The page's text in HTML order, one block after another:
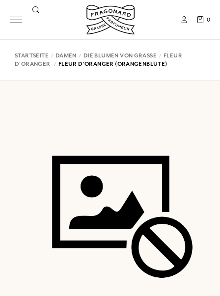
0
STARTSEITE DAMEN DIE BLUMEN VON GRASSE
FLEUR
D'ORANGER
FLEUR D'ORANGER (ORANGENBLÜTE)